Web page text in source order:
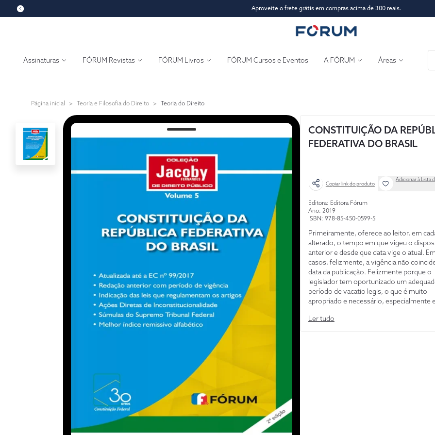
Aproveite o frete grátis em compras acima de 300 reais.
Assinaturas FÓRUM Revistas FÓRUM Livros FÓRUM Cursos e Eventos A FÓRUM Áreas
Página inicial > Teoría e Filosofia do Direito > Teoria do Direito
CONSTITUIÇÃO DA
FEDERATIVA DO BRASIL
Copiar link do produto
Adicionar à Lista
Editora: Editora Fórum
Ano: 2019
ISBN: 978-85-450-0599-5
Primeiramente, oferece ao leitor, em
alterado, o tempo em que vigeu o
anterior e desde que data vige o atual.
casos, felizmente, a vigência não
data da publicação. Felizmente porque o
legislador tem oportunizado um
período de vacatio legis, o que é muito
apropriado e necessário, especialmente
subjuga todas as demais. Em segundo
Ler tudo